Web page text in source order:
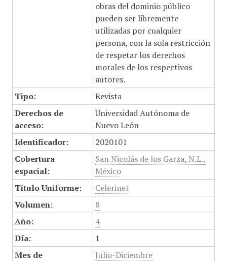
obras del dominio público
pueden ser libremente
utilizadas por cualquier
persona, con la sola restricción
de respetar los derechos
morales de los respectivos
autores.
Tipo:
Revista
Derechos de
acceso:
Universidad Autónoma de
Nuevo León
Identificador:
2020101
Cobertura
espacial:
San Nicolás de los Garza, N.L.,
México
Título Uniforme:
Celerinet
Volumen:
8
Año:
4
Día:
1
Mes de
Julio-Diciembre